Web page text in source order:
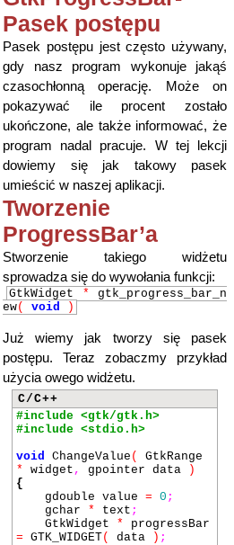
Pasek postępu
Pasek postępu jest często używany,
gdy nasz program wykonuje jakąś
czasochłonną operację. Może on
pokazywać ile procent zostało
ukończone, ale także informować, że
program nadal pracuje. W tej lekcji
dowiemy się jak takowy pasek
umieścić w naszej aplikacji.
Tworzenie
ProgressBar’a
Stworzenie takiego widżetu
sprowadza się do wywołania funkcji:
GtkWidget * gtk_progress_bar_n
ew( void )
Już wiemy jak tworzy się pasek
postępu. Teraz zobaczmy przykład
użycia owego widżetu.
C/C++
#include <gtk/gtk.h>
#include <stdio.h>
void ChangeValue (
GtkRange
*
widget , gpointer data
)
{
gdouble value = 0 ;
gchar * text ;
GtkWidget *
progressBar
= GTK_WIDGET( data ) ;